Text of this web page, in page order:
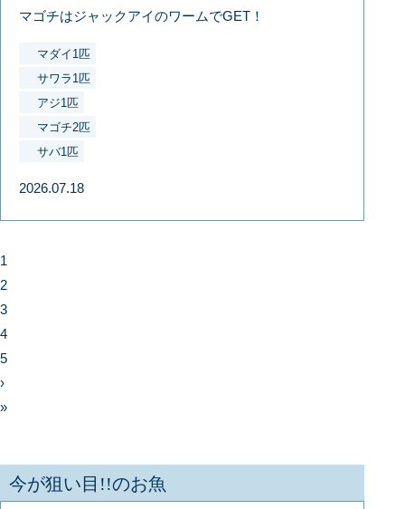
マゴチはジャックアイのワームでGET！
マダイ1匹
サワラ1匹
アジ1匹
マゴチ2匹
サバ1匹
2026.07.18
1
2
3
4
5
›
»
今が狙い目!!のお魚